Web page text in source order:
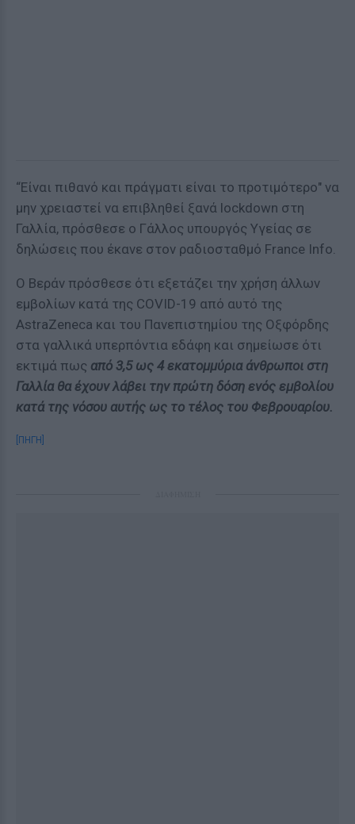
“Είναι πιθανό και πράγματι είναι το προτιμότερο" να
μην χρειαστεί να επιβληθεί ξανά lockdown στη
Γαλλία, πρόσθεσε ο Γάλλος υπουργός Υγείας σε
δηλώσεις που έκανε στον ραδιοσταθμό France Info.
Ο Βεράν πρόσθεσε ότι εξετάζει την χρήση άλλων
εμβολίων κατά της COVID-19 από αυτό της
AstraZeneca και του Πανεπιστημίου της Οξφόρδης
στα γαλλικά υπερπόντια εδάφη και σημείωσε ότι
εκτιμά πως από 3,5 ως 4 εκατομμύρια άνθρωποι στη
Γαλλία θα έχουν λάβει την πρώτη δόση ενός εμβολίου
κατά της νόσου αυτής ως το τέλος του Φεβρουαρίου.
[ΠΗΓΗ]